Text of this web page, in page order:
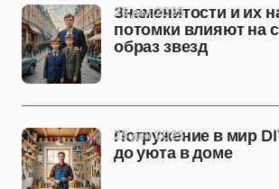
Знаменитости и их
потомки влияют на
образ звезд
25 дек 2025
Погружение в мир
до уюта в доме
25 дек 2025